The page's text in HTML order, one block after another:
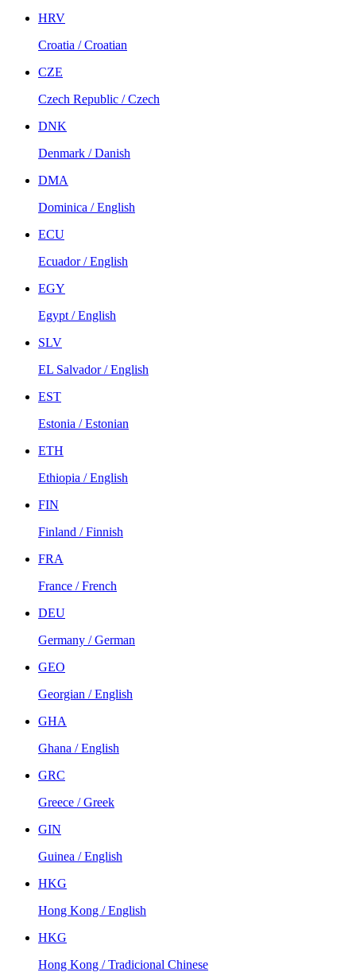
HRV
Croatia / Croatian
CZE
Czech Republic / Czech
DNK
Denmark / Danish
DMA
Dominica / English
ECU
Ecuador / English
EGY
Egypt / English
SLV
EL Salvador / English
EST
Estonia / Estonian
ETH
Ethiopia / English
FIN
Finland / Finnish
FRA
France / French
DEU
Germany / German
GEO
Georgian / English
GHA
Ghana / English
GRC
Greece / Greek
GIN
Guinea / English
HKG
Hong Kong / English
HKG
Hong Kong / Tradicional Chinese